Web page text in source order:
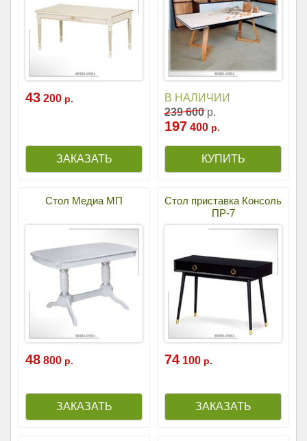
43 200 р.
В НАЛИЧИИ
239 600р.
197 400 р.
Стол Медиа МП
48 800 р.
Стол приставка Консоль
ПР-7
74 100 р.